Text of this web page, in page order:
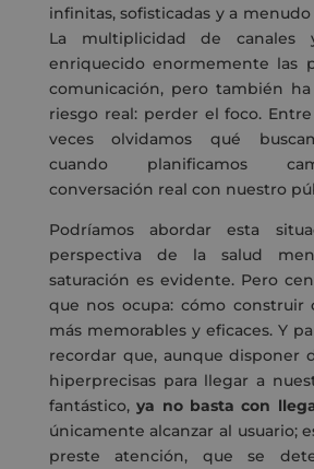
infinitas, sofisticadas y a
La multiplicidad de canales
enriquecido enormemente las
comunicación, pero también
riesgo real: perder el foco.
veces olvidamos qué
cuando planificamos
conversación real con nuestro
Podríamos abordar esta
perspectiva de la salud
saturación es evidente. Pero
que nos ocupa: cómo construir
más memorables y eficaces. Y
recordar que, aunque disponer
hiperprecisas para llegar a
fantástico,ya no basta con
únicamente alcanzar al usuario;
preste atención, que se